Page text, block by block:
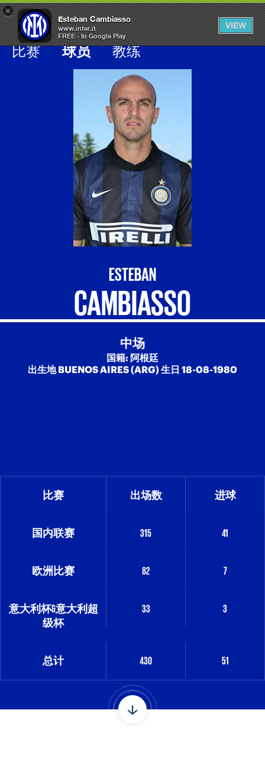
×
Esteban Cambiasso
www.inter.it
FREE - In Google Play
VIEW
OPEN
MENU
比赛 球员 教练
Galleria calciatori inter
ESTEBAN
CAMBIASSO
中场
国籍: 阿根廷
出生地 BUENOS AIRES (ARG) 生日 18-08-1980
比赛 出场数 进球
国内联赛 315 41
欧洲比赛 82 7
意大利杯&意大利超
级杯
33 3
总计 430 51